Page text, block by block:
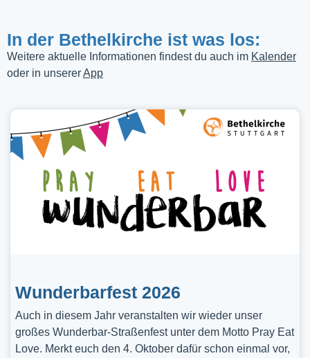
In der Bethelkirche ist was los:
Weitere aktuelle Informationen findest du auch im Kalender
oder in unsererApp
Wunderbarfest 2026
Auch in diesem Jahr veranstalten wir wieder unser
großes Wunderbar-Straßenfest unter dem Motto Pray Eat
Love. Merkt euch den 4. Oktober dafür schon einmal vor,